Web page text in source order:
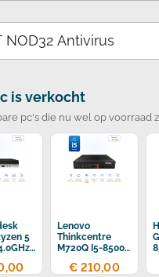
is verkocht
pc's die nu wel op voorraad
5
Lenovo
Thinkcentre
M720Q I5-8500T
DDR4
€ 210,00